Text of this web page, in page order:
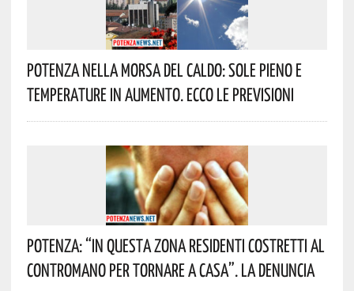
Potenza Nella Morsa Del Caldo: Sole Pieno E
Temperature In Aumento. Ecco Le Previsioni
Potenza: “In Questa Zona Residenti Costretti Al
Contromano Per Tornare A Casa”. La Denuncia